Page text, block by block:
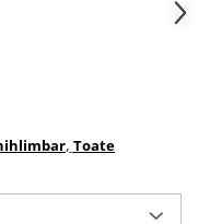
, Toate